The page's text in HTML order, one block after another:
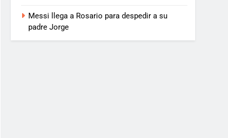
Messi llega a Rosario para despedir a su
padre Jorge